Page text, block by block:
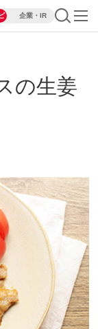
企業・IR
の生姜